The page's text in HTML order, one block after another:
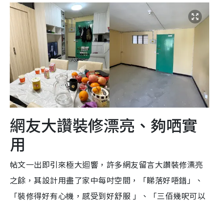
網友大讚裝修漂亮、夠哂實
用
帖文一出即引來極大迴響，許多網友留言大讚裝修漂亮
之餘，其設計用盡了家中每吋空間，「睇落好唔錯」、
「裝修得好有心機，感受到好舒服 」、「三佰幾呎可以